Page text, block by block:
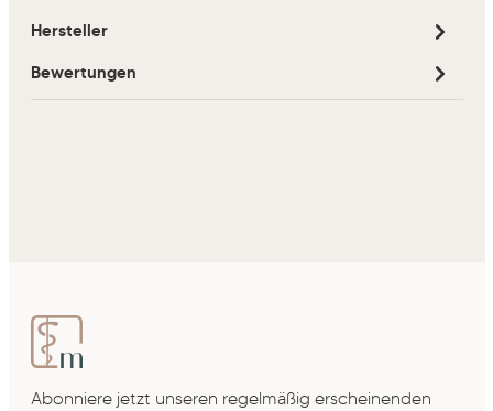
Hersteller
Bewertungen
Abonniere jetzt unseren regelmäßig erscheinenden